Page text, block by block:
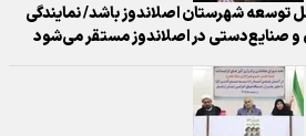
توسعه شهرستان اصلاندوز باشد/ نمایندگی
و صنایع‌دستی در اصلاندوز مستقر می‌شود